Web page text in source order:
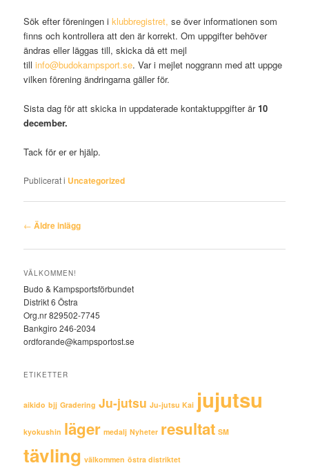
Sök efter föreningen iklubbregistret, se över informationen som
finns och kontrollera att den är korrekt. Om uppgifter behöver
ändras eller läggas till, skicka då ett mejl
tillinfo@budokampsport.se. Var i mejlet noggrann med att uppge
vilken förening ändringarna gäller för.
Sista dag för att skicka in uppdaterade kontaktuppgifter är10
december.
Tack för er er hjälp.
Publicerat i Uncategorized
Inläggsnavigering
← Äldre inlägg
VÄLKOMMEN!
Budo & Kampsportsförbundet
Distrikt 6 Östra
Org.nr 829502-7745
Bankgiro 246-2034
ordforande@kampsportost.se
ETIKETTER
aikido bjj Gradering Ju-jutsu Ju-jutsu Kai jujutsu
kyokushin läger medalj Nyheter resultat SM
tävling välkommen östra distriktet